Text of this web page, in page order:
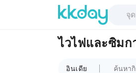
ไวไฟและซิมก
อินเดีย